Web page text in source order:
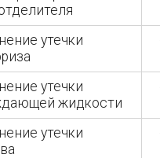
утечки
утечки
жидкости
утечки